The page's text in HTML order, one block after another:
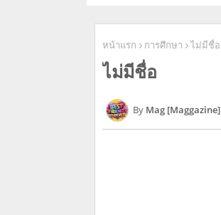
หน้าแรก การศึกษา ไม่มีชื่อ
ไม่มีชื่อ
Mag [Maggazine]